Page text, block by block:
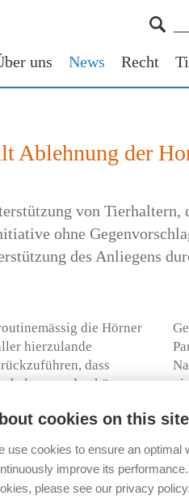
uns News Recht
Ablehnung der
von Tierhaltern,
ohne
des Anliegens
die Hörner
hierzulande
dass
werden können
mit sich bringt.
Ziegen nicht zu
der
) lanciert (siehe
behornter Rinder
cookies on this site
use cookies to ensure an optimal
improve its
please see our privacy policy.